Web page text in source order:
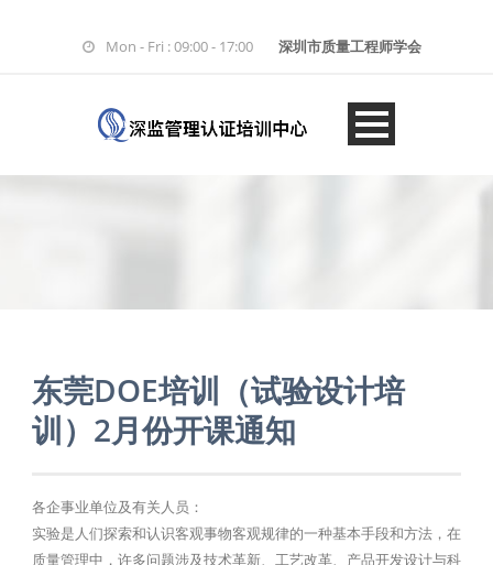
Mon - Fri : 09:00 - 17:00 深圳市质量工程师学会
东莞DOE培训（试验设计培
训）2月份开课通知
各企事业单位及有关人员：
实验是人们探索和认识客观事物客观规律的一种基本手段和方法，在
质量管理中，许多问题涉及技术革新、工艺改革、产品开发设计与科